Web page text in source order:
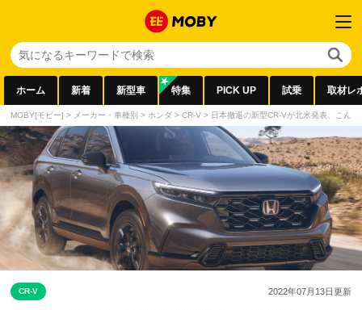
ホーム 新着 新型車 特集 PICK UP 試乗 取材レ
MOBY[モビー] > メーカー・車種別 > ホンダ > CR-V > 日本撤退の新型CR-Vが北米発表、こん
CR-V 2022年07月13日更新